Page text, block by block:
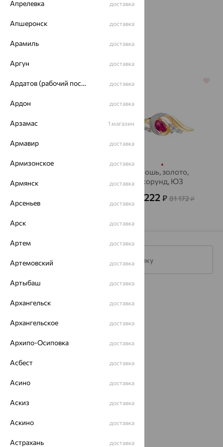
64%
Брошь, золото,
корунд, ЮЗ
29 222 ₽ 81 172₽
Подписаться на рассылку
Магазины и доставка г. Липецк
еще 3
Другие города
Заказать звонок
Апрелевка доставка
Апшеронск доставка
Арамиль доставка
Аргун доставка
Ардатов (рабочий поселок) доставка
Ардон доставка
Арзамас 1 магазин
Армавир доставка
Армизонское доставка
Армянск доставка
Арсеньев доставка
Арск доставка
Артем доставка
Артемовский доставка
Артыбаш доставка
Архангельск доставка
Архангельское доставка
Архипо-Осиповка доставка
Асбест доставка
Асино доставка
Аскиз доставка
Аскино доставка
Астрахань доставка